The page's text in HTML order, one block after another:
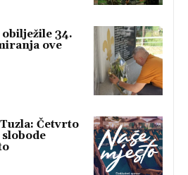
34.
ove
Četvrto